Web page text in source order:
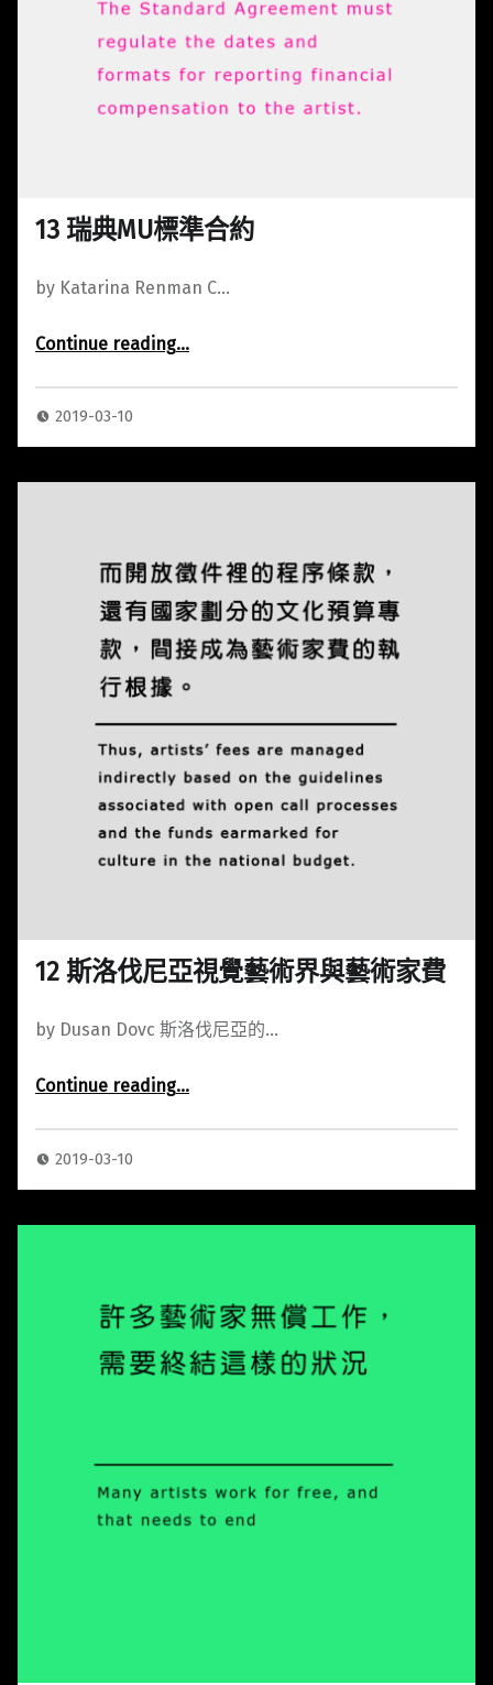
13 瑞典MU標準合約
by Katarina Renman C…
Continue reading“13 瑞典MU標準合約”
…
2019-03-10
12 斯洛伐尼亞視覺藝術界與藝術家費
by Dusan Dovc 斯洛伐尼亞的…
Continue reading“12 斯洛伐尼亞視覺藝術界與藝術家費”
…
2019-03-10